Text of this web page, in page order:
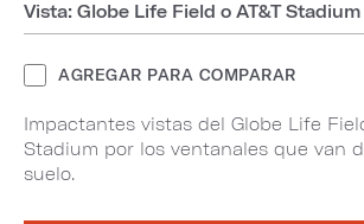
Vista: Globe Life Field o AT&T Stadium
AGREGAR PARA COMPARAR
Impactantes vistas del Globe Life
Stadium por los ventanales que van
suelo.